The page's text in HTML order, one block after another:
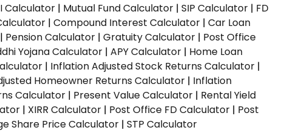
Calculator | Mutual Fund Calculator | SIP Calculator | FD
| Compound Interest Calculator | Car Loan
| Pension Calculator | Gratuity Calculator | Post Office
Yojana Calculator | APY Calculator | Home Loan
| Inflation Adjusted Stock Returns Calculator |
Homeowner Returns Calculator | Inflation
Calculator | Present Value Calculator | Rental Yield
| XIRR Calculator | Post Office FD Calculator | Post
Share Price Calculator | STP Calculator